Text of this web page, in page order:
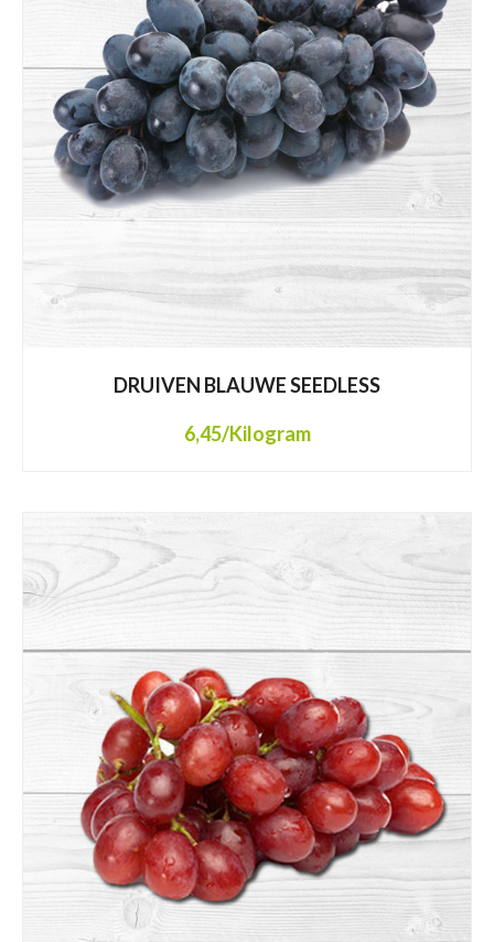
DRUIVEN BLAUWE SEEDLESS
6,45/Kilogram